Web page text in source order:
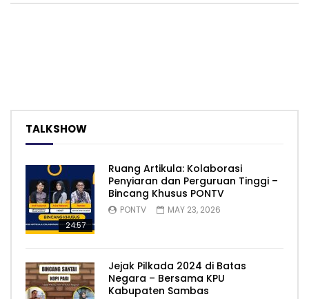
TALKSHOW
24:57
Ruang Artikula: Kolaborasi
Penyiaran dan Perguruan Tinggi –
Bincang Khusus PONTV
PONTV MAY 23, 2026
Jejak Pilkada 2024 di Batas
Negara – Bersama KPU
Kabupaten Sambas